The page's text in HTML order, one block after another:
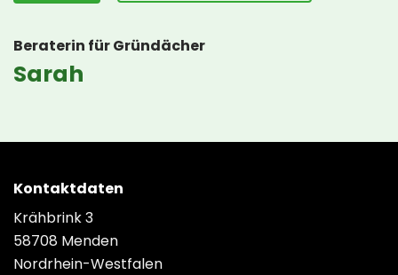
Beraterin für Gründächer
Sarah
Kontaktdaten
Krähbrink 3
58708 Menden
Nordrhein-Westfalen